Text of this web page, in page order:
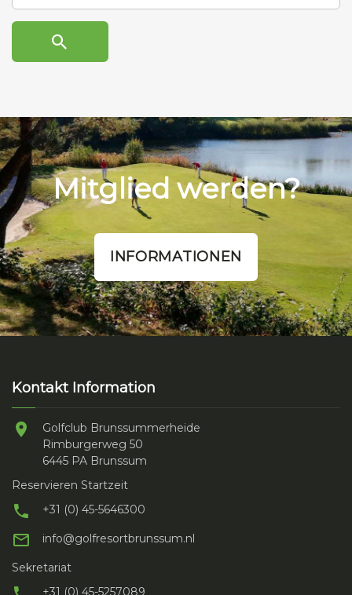
Mitglied werden?
INFORMATIONEN
Kontakt Information
Golfclub Brunssummerheide
Rimburgerweg 50
6445 PA Brunssum
Reservieren Startzeit
+31 (0) 45-5646300
info@golfresortbrunssum.nl
Sekretariat
+31 (0) 45-5257089